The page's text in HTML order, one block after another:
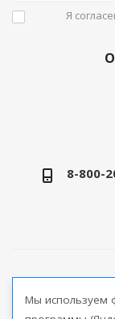
Я
8-800-
Мы используем